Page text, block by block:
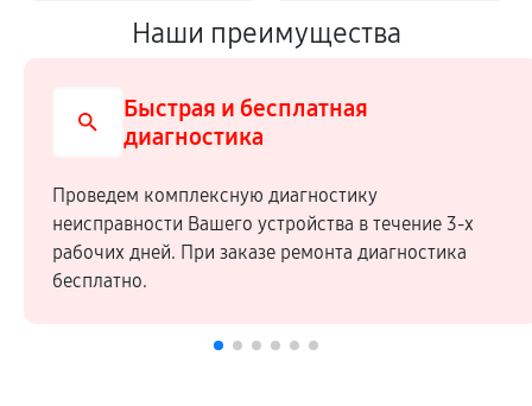
Наши преимущества
Быстрая и бесплатная
диагностика
Проведем комплексную диагностику
неисправности Вашего устройства в течение 3-х
рабочих дней. При заказе ремонта диагностика
бесплатно.